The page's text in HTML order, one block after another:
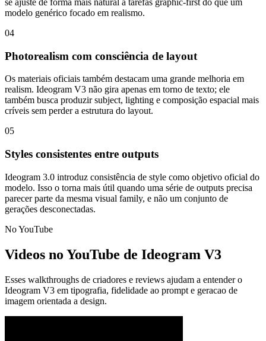
modelo genérico focado em realismo.
04
Photorealism com consciência de layout
Os materiais oficiais também destacam uma grande melhoria em
realism. Ideogram V3 não gira apenas em torno de texto; ele
também busca produzir subject, lighting e composição espacial mais
críveis sem perder a estrutura do layout.
05
Styles consistentes entre outputs
Ideogram 3.0 introduz consistência de style como objetivo oficial do
modelo. Isso o torna mais útil quando uma série de outputs precisa
parecer parte da mesma visual family, e não um conjunto de
gerações desconectadas.
No YouTube
Videos no YouTube de Ideogram V3
Esses walkthroughs de criadores e reviews ajudam a entender o
Ideogram V3 em tipografia, fidelidade ao prompt e geracao de
imagem orientada a design.